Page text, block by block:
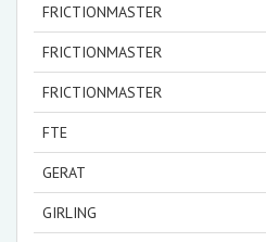
FRICTIONMASTER
FRICTIONMASTER
FRICTIONMASTER
FTE
GERAT
GIRLING